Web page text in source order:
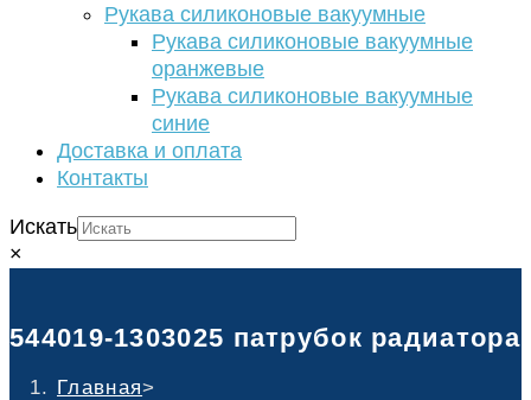
Рукава силиконовые вакуумные
Рукава силиконовые вакуумные
оранжевые
Рукава силиконовые вакуумные
синие
Доставка и оплата
Контакты
Искать
×
544019-1303025 патрубок
Главная>